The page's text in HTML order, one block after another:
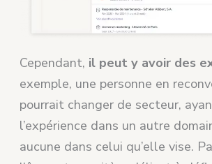
Cependant, il peut y avoir des
exemple, une personne en
pourrait changer de secteur,
l’expérience dans un autre
aucune dans celui qu’elle vise.